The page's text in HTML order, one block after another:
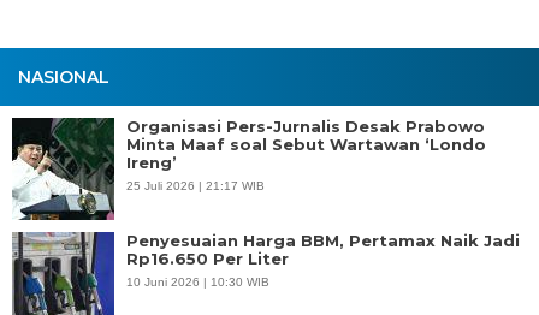
NASIONAL
Organisasi Pers-Jurnalis Desak Prabowo
Minta Maaf soal Sebut Wartawan ‘Londo
Ireng’
25 Juli 2026 | 21:17 WIB
Penyesuaian Harga BBM, Pertamax Naik Jadi
Rp16.650 Per Liter
10 Juni 2026 | 10:30 WIB